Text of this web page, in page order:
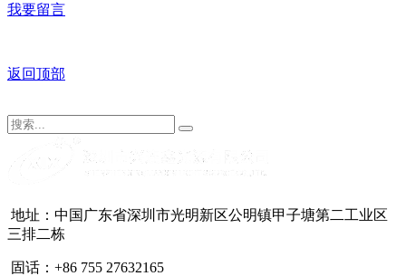
我要留言
返回顶部
地址：中国广东省深圳市光明新区公明镇甲子塘第二工业区
三排二栋
固话：+86 755 27632165